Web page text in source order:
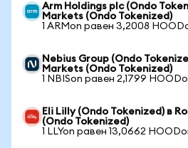
Arm Holdings plc (Ondo
Markets (Ondo Tokenized)
1 ARMon равен 3,2008
Nebius Group (Ondo
Markets (Ondo Tokenized)
1 NBISon равен 2,1799
Eli Lilly (Ondo Tokenized) в
(Ondo Tokenized)
1 LLYon равен 13,0662